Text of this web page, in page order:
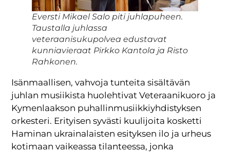
Eversti Mikael Salo piti juhlapuheen.
Taustalla juhlassa
veteraanisukupolvea edustavat
kunniavieraat Pirkko Kantola ja Risto
Rahkonen.
Isänmaallisen, vahvoja tunteita sisältävän
juhlan musiikista huolehtivat Veteraanikuoro ja
Kymenlaakson puhallinmusiikkiyhdistyksen
orkesteri. Erityisen syvästi kuulijoita kosketti
Haminan ukrainalaisten esityksen ilo ja urheus
kotimaan vaikeassa tilanteessa, jonka